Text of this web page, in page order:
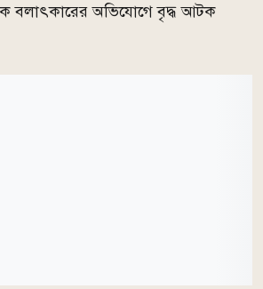
বলাৎকারের অভিযোগে বৃদ্ধ আটক